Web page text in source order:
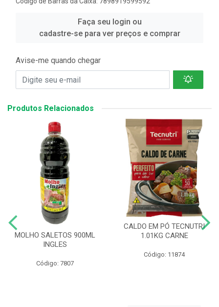
Faça seu login ou
cadastre-se para ver preços e comprar
Avise-me quando chegar
Produtos Relacionados
MOLHO SALETOS 900ML
INGLES
Código: 7807
CALDO EM PÓ TECNUTRI
1.01KG CARNE
Código: 11874